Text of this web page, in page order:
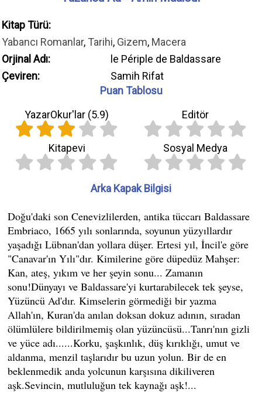
Kitap Türü:
Yabancı Romanlar, Tarihi, Gizem, Macera
Orjinal Adı:
le Périple de Baldassare
Çeviren:
Samih Rifat
Puan Tablosu
YazarOkur'lar (5.9) Editör
Kitapevi Sosyal Medya
Arka Kapak Bilgisi